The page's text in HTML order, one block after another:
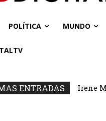
POLÍTICA MUNDO
ENTRADAS Irene